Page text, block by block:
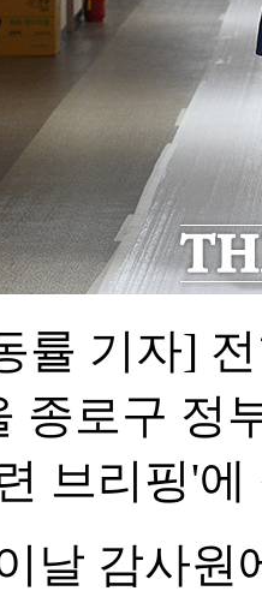
률 기자]
종로구 정
브리핑'
날 감사